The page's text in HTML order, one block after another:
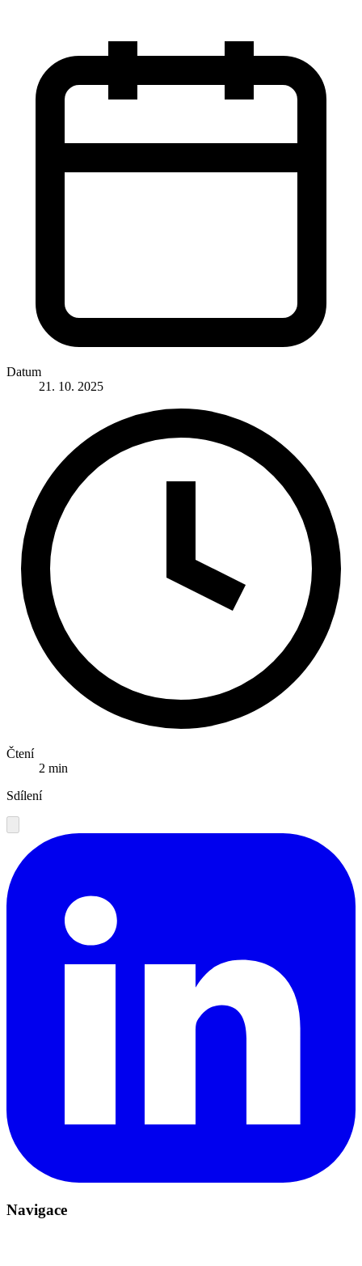
Datum
21. 10. 2025
Čtení
2 min
Sdílení
Navigace